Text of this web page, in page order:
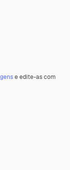
e edite-as com